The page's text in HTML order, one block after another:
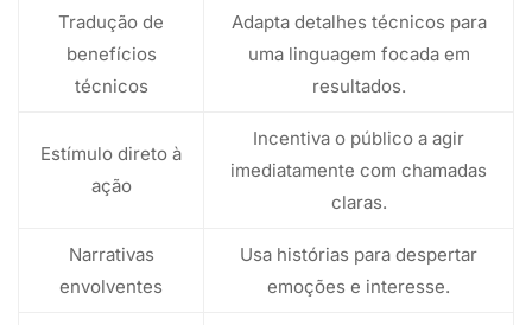
Tradução de
benefícios
técnicos
Adapta detalhes técnicos para
uma linguagem focada em
resultados.
Estímulo direto à
ação
Incentiva o público a agir
imediatamente com chamadas
claras.
Narrativas
envolventes
Usa histórias para despertar
emoções e interesse.